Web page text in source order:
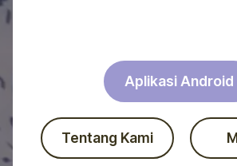
Aplikasi Android
Tentang Kami